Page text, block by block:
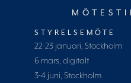
STYRELSEMÖTE
22-23 januari, Stockholm
6 mars, digitalt
3-4 juni, Stockholm